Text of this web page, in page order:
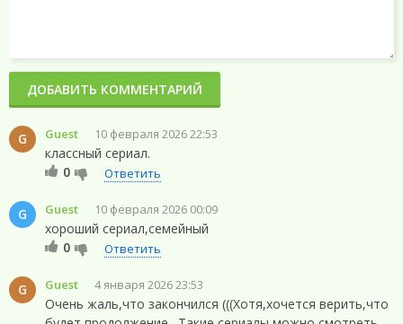
G Guest 10 февраля 2026 22:53
классный сериал.
0
Ответить
G Guest 10 февраля 2026 00:09
хороший сериал,семейный
0
Ответить
G Guest 4 января 2026 23:53
Очень жаль,что закончился (((Хотя,хочется верить,что
ДОБАВИТЬ КОММЕНТАРИЙ